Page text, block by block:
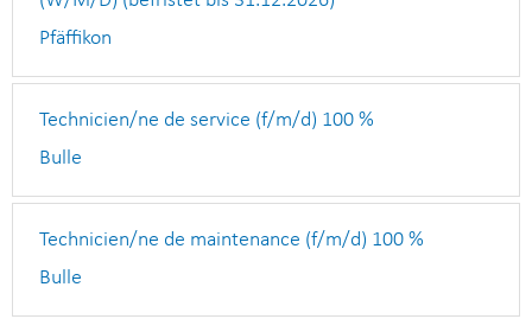
Pfäffikon
Technicien/ne de service (f/m/d) 100 %
Bulle
Technicien/ne de maintenance (f/m/d) 100 %
Bulle